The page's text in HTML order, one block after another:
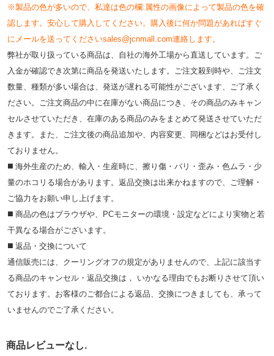
※製品の色が多いので、私達は色の欄:属性の画像によって製品の色を確
認します。安心して購入してください。購入後に何か問題があればすぐ
にメールを送ってくださいsales@jcnmall.com連絡します。
弊社が取り扱っている商品は、自社の海外工場から直送しています。ご
入金が確認でき次第に商品を発送いたします。ご注文殺到時や、ご注文
数量、種類が多い場合は、発送が遅れる可能性がございます、ご了承く
ださい。ご注文商品の中に在庫がない商品につき、その商品のみキャン
セルさせていただき、在庫のある商品のみをまとめて発送させていただ
きます。また、ご注文後の商品追加や、内容変更、同梱などはお受付し
ておりません。
◼️ 海外⽣産のため、輸⼊・⽣産時に、擦り傷・バリ・歪み・色ムラ・少
量のホコリる場合があります。返品交換は出来かねますので、ご理解・
ご協⼒をお願い申し上げます。
◼️ 商品の⾊はブラウザや、PCモニターの環境・設定などにより実物と若
⼲異なる場合がございます。
◼️ 返品・交換について
通信販売には、クーリングオフの規定がありませんので、上記に該当す
る商品のキャンセル・返品交換は， いかなる理由でもお断りさせて頂い
ております。お客様のご都合による返品、交換につきましても、承って
いませんのでご了承ください。
商品レビューなし.